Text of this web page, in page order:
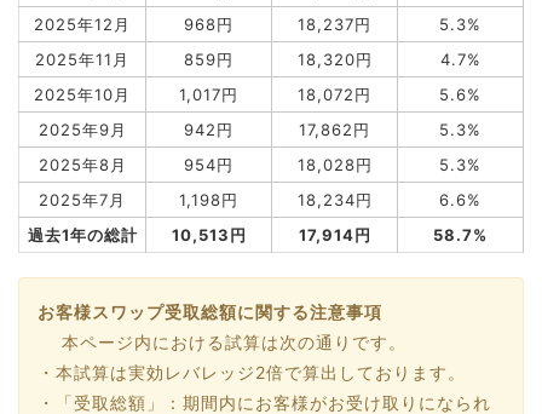
2025年12月
968円 18,237円
5.3%
2025年11月
859円 18,320円
4.7%
2025年10月
1,017円 18,072円
5.6%
2025年9月
942円 17,862円
5.3%
2025年8月
954円 18,028円
5.3%
2025年7月
1,198円 18,234円
6.6%
過去1年の総計
10,513円 17,914円 58.7%
お客様スワップ受取総額に関する注意事項
本ページ内における試算は次の通りです。
・本試算は実効レバレッジ2倍で算出しております。
・「受取総額」：期間内にお客様がお受け取りになられ